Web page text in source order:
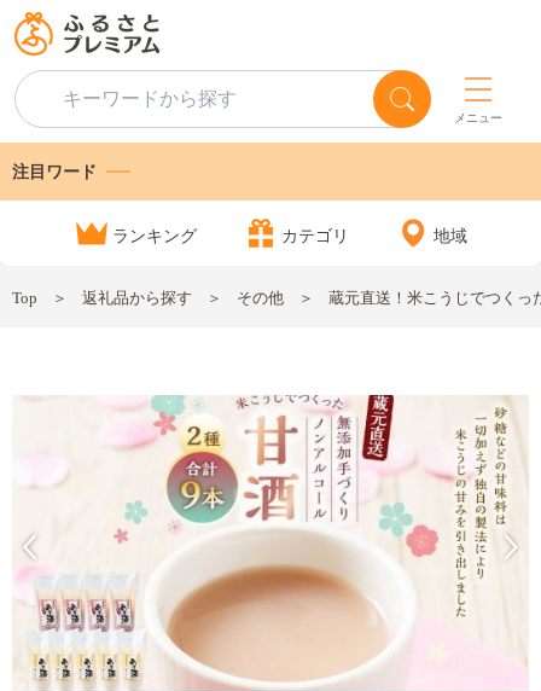
メニュー
注目ワード
ランキング カテゴリ 地域
Top 返礼品から探す その他 蔵元直送！米こうじでつくっ